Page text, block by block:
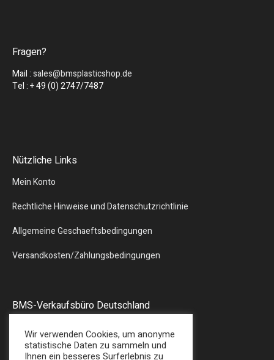
Fragen?
Mail :sales@bmsplasticshop.de
Tel : + 49 (0) 2747/7487
Nützliche Links
Mein Konto
Rechtliche Hinweise und Datenschutzrichtlinie
Allgemeine Geschaeftsbedingungen
Versandkosten/Zahlungsbedingungen
BMS-Verkaufsbüro Deutschland
57580 – GEBHARDSHAIN
Wir verwenden Cookies, um anonyme
statistische Daten zu sammeln und
Ihnen ein besseres Surferlebnis zu